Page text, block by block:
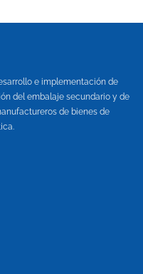
e implementación de
del embalaje secundario y de
de bienes de